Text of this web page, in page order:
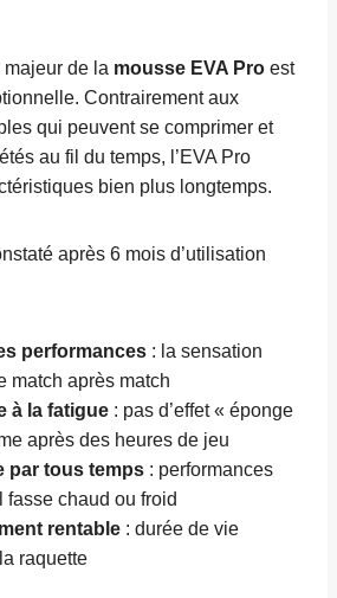
de la mousse EVA Pro est
Contrairement aux
qui peuvent se comprimer et
au fil du temps, l’EVA Pro
bien plus longtemps.
après 6 mois d’utilisation
performances : la sensation
match après match
à la fatigue : pas d’effet « éponge
après des heures de jeu
par tous temps : performances
fasse chaud ou froid
rentable : durée de vie
raquette